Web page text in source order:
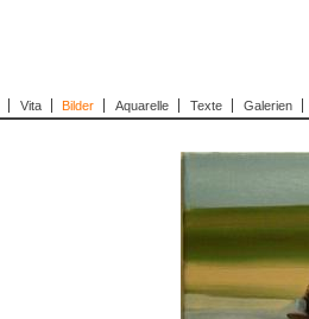
Vita Bilder Aquarelle Texte Galerien